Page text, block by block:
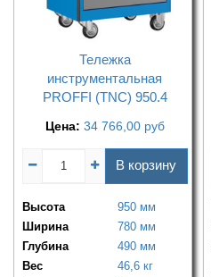
Тележка
инструментальная
PROFFI (TNC) 950.4
Цена: 34 766,00 руб
В корзину
Высота
950 мм
Ширина
780 мм
Глубина
490 мм
Вес
46,6 кг